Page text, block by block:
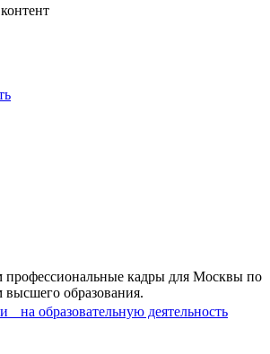
профессиональные кадры для Москвы по
образования.
на образовательную деятельность